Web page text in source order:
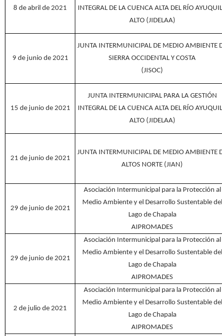
8 de abril de 2021
INTEGRAL DE LA CUENCA ALTA DEL RÍO
ALTO (JIDELAA)
9 de junio de 2021
JUNTA INTERMUNICIPAL DE MEDIO AMBIENTE
SIERRA OCCIDENTAL Y COSTA
(JISOC)
15 de junio de 2021
JUNTA INTERMUNICIPAL PARA LA GESTIÓN
INTEGRAL DE LA CUENCA ALTA DEL RÍO
ALTO (JIDELAA)
21 de junio de 2021
JUNTA INTERMUNICIPAL DE MEDIO AMBIENTE
ALTOS NORTE (JIAN)
29 de junio de 2021
Asociación Intermunicipal para la Protección al
Medio Ambiente y el Desarrollo Sustentable del
Lago de Chapala
AIPROMADES
29 de junio de 2021
Asociación Intermunicipal para la Protección al
Medio Ambiente y el Desarrollo Sustentable del
Lago de Chapala
AIPROMADES
2 de julio de 2021
Asociación Intermunicipal para la Protección al
Medio Ambiente y el Desarrollo Sustentable del
Lago de Chapala
AIPROMADES